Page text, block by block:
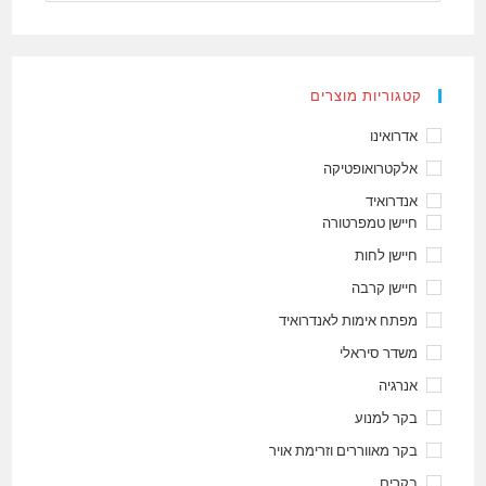
קטגוריות מוצרים
אדרואינו
אלקטרואופטיקה
אנדרואיד
חיישן טמפרטורה
חיישן לחות
חיישן קרבה
מפתח אימות לאנדרואיד
משדר סיראלי
אנרגיה
בקר למנוע
בקר מאווררים וזרימת אויר